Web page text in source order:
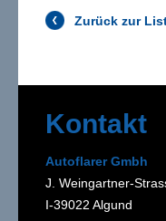
Zurück zur
Kontakt
Autoflarer Gmbh
J. Weingartner-
I-39022 Algund